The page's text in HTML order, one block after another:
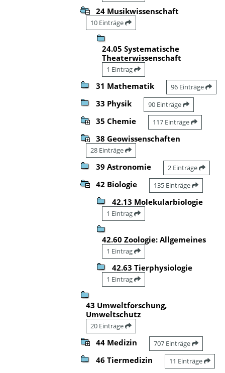
24 Musikwissenschaft
10 Einträge
24.05 Systematische
Theaterwissenschaft
1 Eintrag
31 Mathematik 96 Einträge
33 Physik 90 Einträge
35 Chemie 117 Einträge
38 Geowissenschaften
28 Einträge
39 Astronomie 2 Einträge
42 Biologie 135 Einträge
42.13 Molekularbiologie
1 Eintrag
42.60 Zoologie: Allgemeines
1 Eintrag
42.63 Tierphysiologie
1 Eintrag
43 Umweltforschung,
Umweltschutz
20 Einträge
44 Medizin 707 Einträge
46 Tiermedizin 11 Einträge